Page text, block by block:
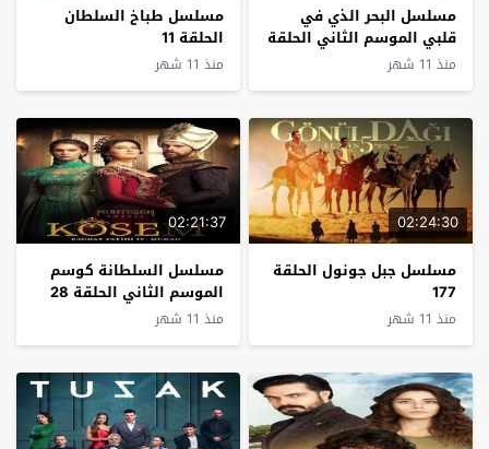
مسلسل البحر الذي في
قلبي الموسم الثاني الحلقة
23
منذ 11 شهر
مسلسل طباخ السلطان
الحلقة 11
منذ 11 شهر
02:24:30
مسلسل جبل جونول الحلقة
177
منذ 11 شهر
02:21:37
مسلسل السلطانة كوسم
الموسم الثاني الحلقة 28
منذ 11 شهر